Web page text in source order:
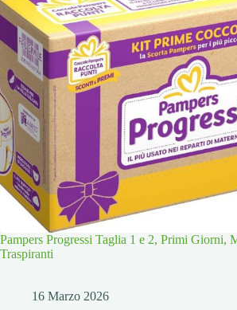
Pampers Progressi Taglia 1 e 2, Primi Giorni,
Traspiranti
16 Marzo 2026